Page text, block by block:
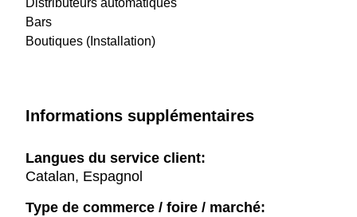
Distributeurs automatiques
Bars
Boutiques (Installation)
Informations supplémentaires
Langues du service client:
Catalan, Espagnol
Type de commerce / foire / marché: